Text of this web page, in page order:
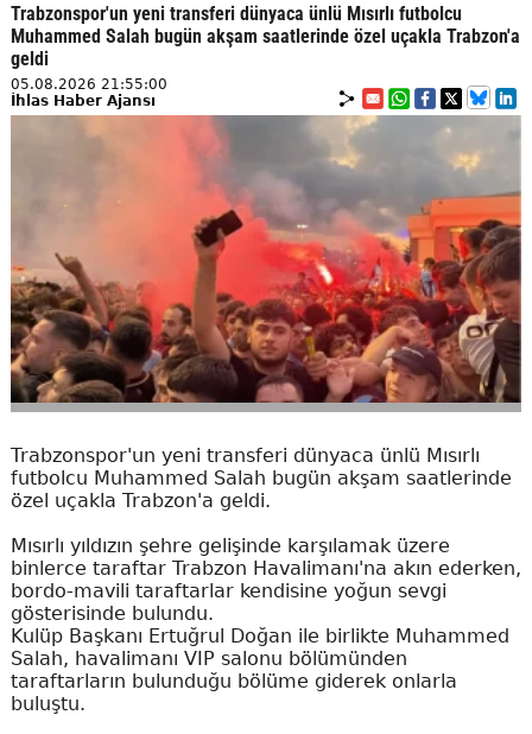
Trabzonspor'un yeni transferi dünyaca ünlü Mısırlı futbolcu
Muhammed Salah bugün akşam saatlerinde özel uçakla Trabzon'a
geldi
05.08.2026 21:55:00
İhlas Haber Ajansı
Trabzonspor'un yeni transferi dünyaca ünlü Mısırlı
futbolcu Muhammed Salah bugün akşam saatlerinde
özel uçakla Trabzon'a geldi.
Mısırlı yıldızın şehre gelişinde karşılamak üzere
binlerce taraftar Trabzon Havalimanı'na akın ederken,
bordo-mavili taraftarlar kendisine yoğun sevgi
gösterisinde bulundu.
Kulüp Başkanı Ertuğrul Doğan ile birlikte Muhammed
Salah, havalimanı VIP salonu bölümünden
taraftarların bulunduğu bölüme giderek onlarla
buluştu.